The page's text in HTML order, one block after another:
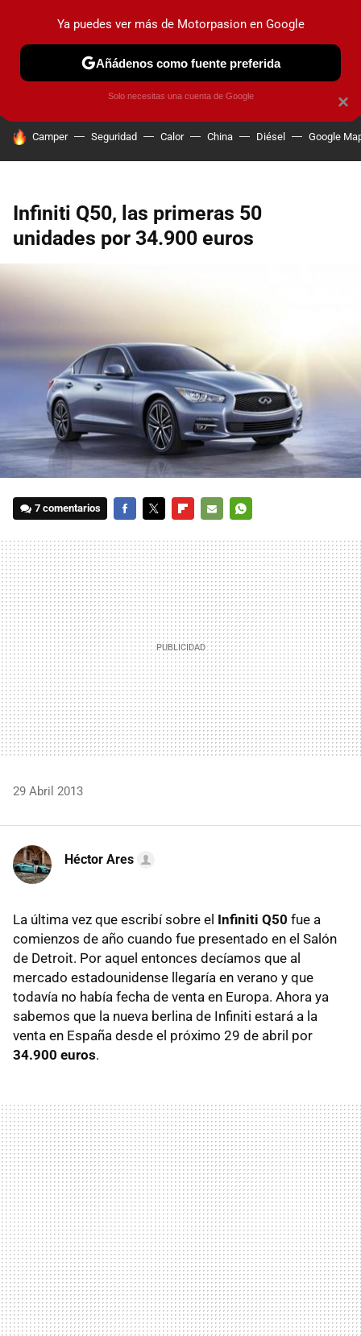
PRUEBAS COCHES ELÉCTRICOS OBSERVATORIO
HOY SE HABLA DE
Camper Seguridad Calor China Diésel Google
Infiniti Q50, las primeras 50
unidades por 34.900 euros
7 comentarios
MAIL
29 Abril 2013
Héctor Ares
La última vez que escribí sobre el Infiniti Q50 fue a
comienzos de año cuando fue presentado en el Salón
de Detroit. Por aquel entonces decíamos que al
mercado estadounidense llegaría en verano y que
todavía no había fecha de venta en Europa. Ahora ya
sabemos que la nueva berlina de Infiniti estará a la
venta en España desde el próximo 29 de abril por
34.900 euros.
×
Ya puedes ver más de Motorpasion en Google
Añádenos como fuente preferida
Solo necesitas una cuenta de Google